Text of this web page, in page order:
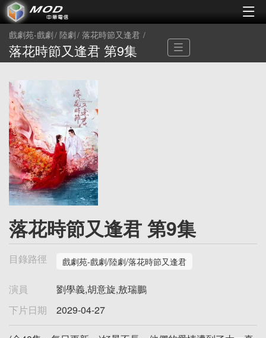
戲劇苑-戲劇 陸劇 落花時節又逢君
落花時節又逢君 第9集
落花時節又逢君 第9集
目錄路徑 戲劇苑-戲劇/陸劇/落花時節又逢君
演員
劉學義,胡意旋,敖瑞鵬
下片日期
2029-04-27